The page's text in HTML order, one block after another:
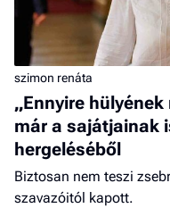
szimon renáta
„Ennyire
már a sajátjainak
hergeléséből
Biztosan nem teszi
szavazóitól kapott.